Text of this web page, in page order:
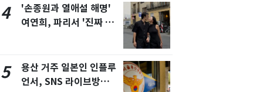
4
'손종원과 열애설 해명'
여연희, 파리서 '진짜 연
5
용산 거주 일본인 인플루
언서, SNS 라이브방송